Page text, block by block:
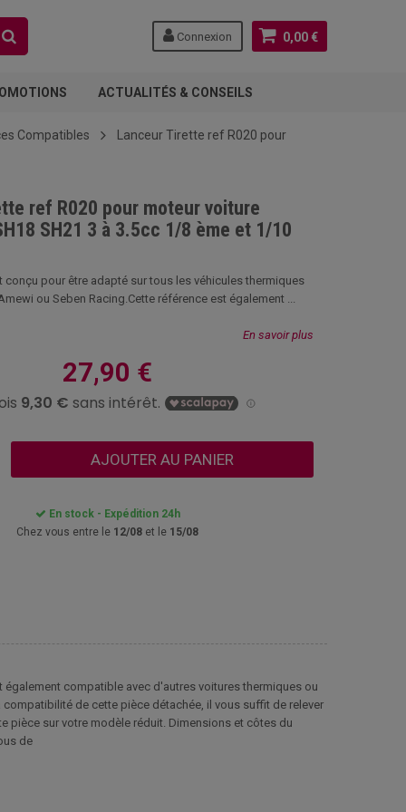
0,00 €
Connexion
ACTUALITÉS & CONSEILS
Compatibles
Lanceur Tirette ref R020 pour
ref R020 pour moteur voiture
SH21 3 à 3.5cc 1/8 ème et 1/10
conçu pour être adapté sur tous les véhicules thermiques
ou Seben Racing.Cette référence est également ...
En savoir plus
27,90 €
AJOUTER AU PANIER
En stock - Expédition 24h
Chez vous entre le 12/08 et le 15/08
également compatible avec d'autres voitures thermiques ou
de cette pièce détachée, il vous suffit de relever
pièce sur votre modèle réduit. Dimensions et côtes du
de